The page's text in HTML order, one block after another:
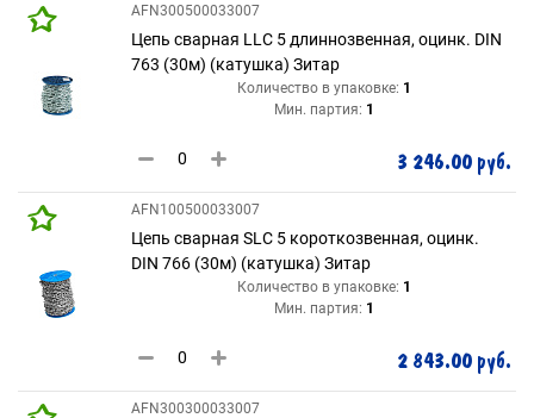
AFN300500033007
Цепь сварная LLC 5 длиннозвенная, оцинк. DIN
763 (30м) (катушка) Зитар
Количество в упаковке: 1
Мин. партия: 1
3 246.00 руб.
AFN100500033007
Цепь сварная SLC 5 короткозвенная, оцинк.
DIN 766 (30м) (катушка) Зитар
Количество в упаковке: 1
Мин. партия: 1
2 843.00 руб.
AFN300300033007